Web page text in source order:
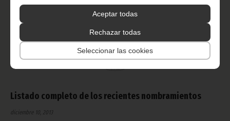
Aceptar todas
Rechazar todas
Seleccionar las cookies
Listado completo de los recientes nombramientos
diciembre 10, 2013